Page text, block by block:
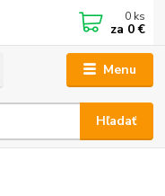
Menu
Hľadať
0 ks
za 0 €